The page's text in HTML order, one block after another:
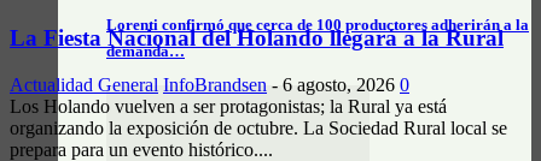
Lorenti confirmó que cerca de 100 productores adherirán a la
demanda…
La Fiesta Nacional del Holando llegará a la Rural
Actualidad General InfoBrandsen - 6 agosto, 2026 0
Los Holando vuelven a ser protagonistas; la Rural ya está
organizando la exposición de octubre. La Sociedad Rural local se
prepara para un evento histórico....